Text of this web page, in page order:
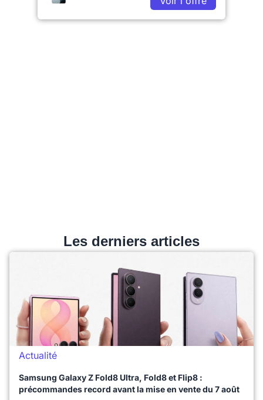
Les derniers articles
Actualité
Samsung Galaxy Z Fold8 Ultra, Fold8 et Flip8 :
précommandes record avant la mise en vente du 7 août